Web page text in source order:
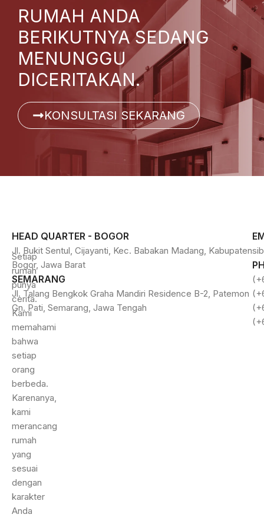
RUMAH ANDA
BERIKUTNYA SEDANG
MENUNGGU
DICERITAKAN.
KONSULTASI SEKARANG
Setiap
rumah
punya
cerita.
Kami
memahami
bahwa
setiap
orang
berbeda.
Karenanya,
kami
merancang
rumah
yang
sesuai
dengan
karakter
Anda
HEAD QUARTER - BOGOR
Jl. Bukit Sentul, Cijayanti, Kec. Babakan Madang, Kabupaten
Bogor, Jawa Barat
SEMARANG
Jl. Talang Bengkok Graha Mandiri Residence B-2, Patemon
Gn. Pati, Semarang, Jawa Tengah